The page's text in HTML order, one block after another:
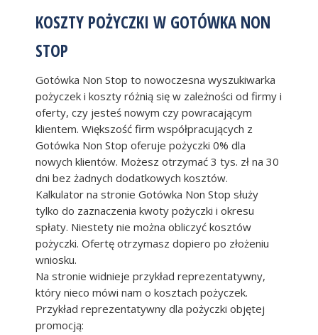
KOSZTY POŻYCZKI W GOTÓWKA NON
STOP
Gotówka Non Stop to nowoczesna wyszukiwarka
pożyczek i koszty różnią się w zależności od firmy i
oferty, czy jesteś nowym czy powracającym
klientem. Większość firm współpracujących z
Gotówka Non Stop oferuje pożyczki 0% dla
nowych klientów. Możesz otrzymać 3 tys. zł na 30
dni bez żadnych dodatkowych kosztów.
Kalkulator na stronie Gotówka Non Stop służy
tylko do zaznaczenia kwoty pożyczki i okresu
spłaty. Niestety nie można obliczyć kosztów
pożyczki. Ofertę otrzymasz dopiero po złożeniu
wniosku.
Na stronie widnieje przykład reprezentatywny,
który nieco mówi nam o kosztach pożyczek.
Przykład reprezentatywny dla pożyczki objętej
promocją: